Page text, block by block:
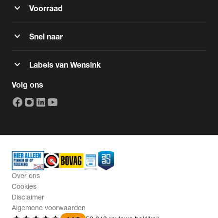
expand_more Voorraad
expand_more Snel naar
expand_more Labels van Wensink
Volg ons
Over ons
Cookies
Disclaimer
Algemene voorwaarden